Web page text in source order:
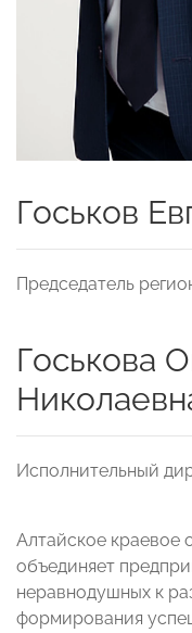
Госьков
Председатель
Госькова
Исполнительный
Алтайское
объединяет
неравнодушных к
формирования